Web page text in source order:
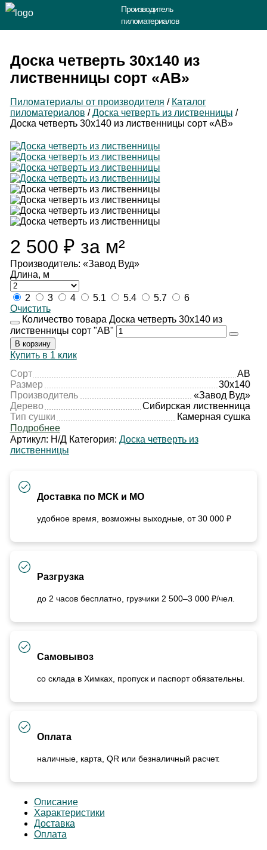
Производитель
пиломатериалов
Доска четверть 30х140 из
лиственницы сорт «АВ»
Пиломатериалы от производителя / Каталог
пиломатериалов / Доска четверть из лиственницы /
Доска четверть 30х140 из лиственницы сорт «АВ»
2 500 ₽ за м²
Производитель: «Завод Вуд»
Длина, м
2 3 4 5.1 5.4 5.7
6
Очистить
Количество товара Доска четверть 30х140 из
лиственницы сорт "АВ"
В корзину
Купить в 1 клик
Сорт
АВ
Размер
30х140
Производитель
«Завод Вуд»
Дерево
Сибирская лиственница
Тип сушки
Камерная сушка
Подробнее
Артикул: Н/Д Категория: Доска четверть из
лиственницы
Доставка по МСК и МО
удобное время, возможны выходные, от 30 000 ₽
Разгрузка
до 2 часов бесплатно, грузчики 2 500–3 000 ₽/чел.
Самовывоз
со склада в Химках, пропуск и паспорт обязательны.
Оплата
наличные, карта, QR или безналичный расчет.
Описание
Характеристики
Доставка
Оплата